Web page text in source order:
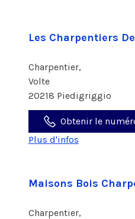
Les Charpentiers
Charpentier,
Volte
20218 Piedigriggio
Obtenir le
Plus d'infos
Maisons Bois
Charpentier,